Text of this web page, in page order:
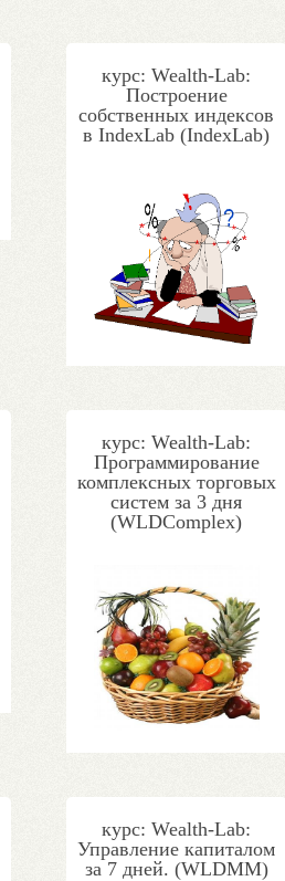
курс: Wealth-Lab:
Построение
собственных индексов
в IndexLab (IndexLab)
курс: Wealth-Lab:
Программирование
комплексных торговых
систем за 3 дня
(WLDComplex)
курс: Wealth-Lab:
Управление капиталом
за 7 дней. (WLDMM)